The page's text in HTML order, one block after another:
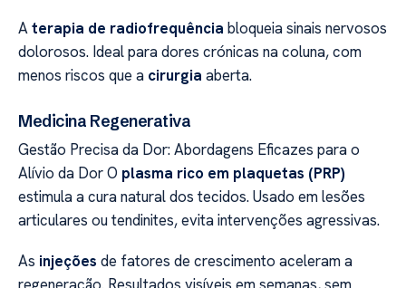
Aterapia de radiofrequência bloqueia sinais nervosos
dolorosos. Ideal para dores crónicas na coluna, com
menos riscos que a cirurgia aberta.
Medicina Regenerativa
Gestão Precisa da Dor: Abordagens Eficazes para o
Alívio da Dor O plasma rico em plaquetas (PRP)
estimula a cura natural dos tecidos. Usado em lesões
articulares ou tendinites, evita intervenções agressivas.
As injeções de fatores de crescimento aceleram a